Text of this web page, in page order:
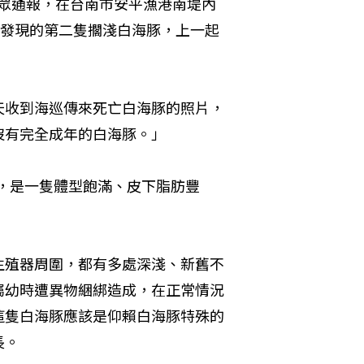
現的第二隻擱淺白海豚，上一起
到海巡傳來死亡白海豚的照片，
完全成年的白海豚。」
是一隻體型飽滿、皮下脂肪豐
器周圍，都有多處深淺、新舊不
時遭異物綑綁造成，在正常情況
白海豚應該是仰賴白海豚特殊的